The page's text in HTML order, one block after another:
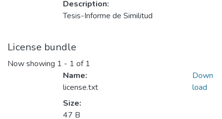
Description:
Tesis-Informe de Similitud
License bundle
Now showing 1 - 1 of 1
Name:
license.txt
Size:
47 B
Down
load